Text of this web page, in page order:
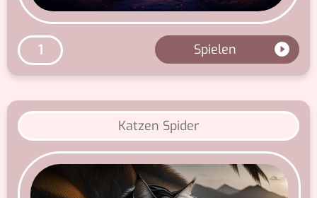
1 Spielen
Katzen Spider